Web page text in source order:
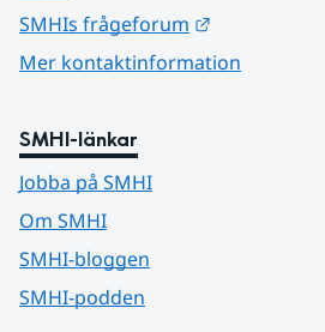
SMHIs frågeforum
Mer kontaktinformation
SMHI-länkar
Jobba på SMHI
Om SMHI
SMHI-bloggen
SMHI-podden